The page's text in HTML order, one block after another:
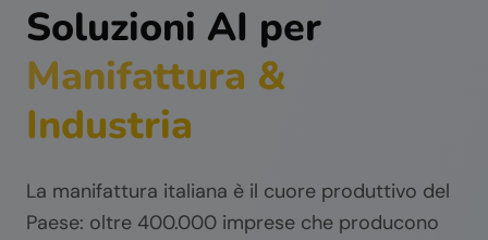
Soluzioni AI per
Manifattura &
Industria
La manifattura italiana è il cuore produttivo del
Paese: oltre 400.000 imprese che producono